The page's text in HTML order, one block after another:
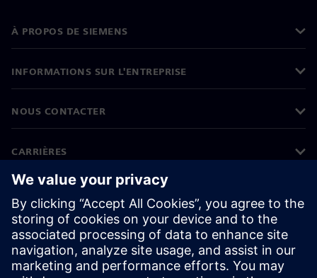
À PROPOS DE SIEMENS
INFORMATIONS SUR L'ENTREPRISE
NOUS CONTACTER
CARRIÈRES
©Siemens 2026
Informations sur l'entreprise